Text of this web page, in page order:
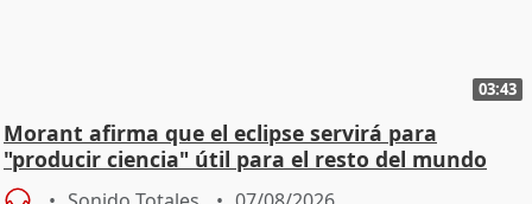
03:43
Morant afirma que el eclipse servirá para
"producir ciencia" útil para el resto del mundo